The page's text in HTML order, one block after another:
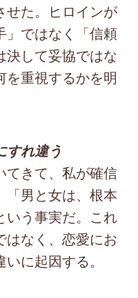
せた。ヒロインが
」ではなく「信頼
決して妥協ではな
を重視するかを明
すれ違う
きて、私が確信
「男と女は、根本
いう事実だ。これ
はなく、恋愛にお
に起因する。